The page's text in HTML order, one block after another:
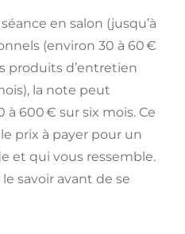
en salon (jusqu’à
(environ 30 à 60 €
produits d’entretien
la note peut
600 € sur six mois. Ce
le prix à payer pour un
et qui vous ressemble.
savoir avant de se